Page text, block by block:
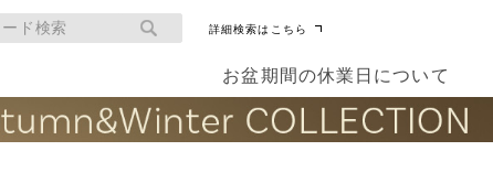
詳細検索はこちら
お盆期間の休業日について